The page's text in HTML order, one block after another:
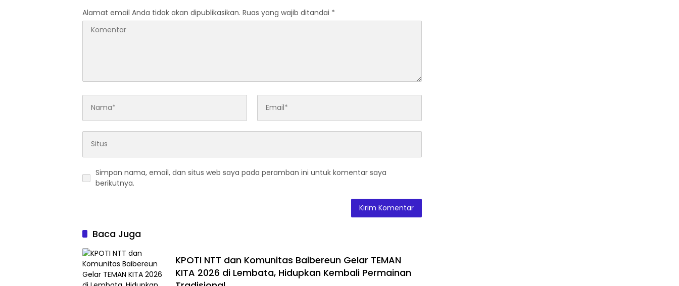
Alamat email Anda tidak akan dipublikasikan. Ruas yang wajib ditandai *
Simpan nama, email, dan situs web saya pada peramban ini untuk komentar saya
berikutnya.
Baca Juga
KPOTI NTT dan Komunitas Baibereun Gelar TEMAN
KITA 2026 di Lembata, Hidupkan Kembali Permainan